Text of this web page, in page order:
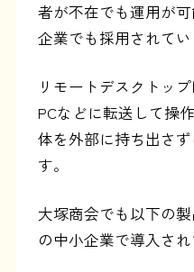
者が不在でも運用が
企業でも採用されてい
リモートデスクトッ
PCなどに転送して操
体を外部に持ち出さ
す。
大塚商会でも以下の
の中小企業で導入され